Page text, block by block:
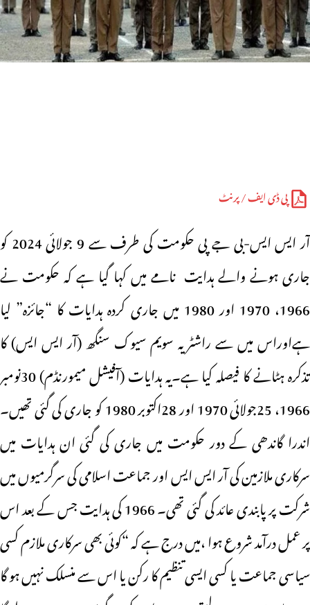
پی ڈی ایف / پرنٹ
آر ایس ایس-بی جے پی حکومت کی طرف سے 9 جولائی 2024 کو
جاری ہونے والے ہدایت نامے میں کہا گیا ہے کہ حکومت نے
1966، 1970 اور 1980 میں جاری کردہ ہدایات کا “جائزہ” لیا
ہےاوراس میں سے راشٹریہ سویم سیوک سنگھ (آر ایس ایس) کا
تذکرہ ہٹانے کا فیصلہ کیا ہے۔یہ ہدایات (آفیشل میمورنڈم) 30نومبر
1966، 25جولائی 1970 اور 28اکتوبر 1980 کو جاری کی گئی تھیں۔
اندرا گاندھی کے دور حکومت میں جاری کی گئی ان ہدایات میں
سرکاری ملازمین کی آر ایس ایس اور جماعت اسلامی کی سرگرمیوں میں
شرکت پر پابندی عائد کی گئی تھی۔ 1966 کی ہدایت جس کے بعد اس
پر عمل درآمد شروع ہوا ،میں درج ہے کہ “کوئی بھی سرکاری ملازم کسی
سیاسی جماعت یا کسی ایسی تنظیم کا رکن یا اس سے منسلک نہیں ہو گا